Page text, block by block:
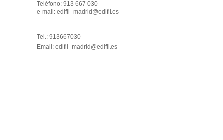
Teléfono: 913 667 030
e-mail: edifil_madrid@edifil.es
Tel.: 913667030
Email: edifil_madrid@edifil.es